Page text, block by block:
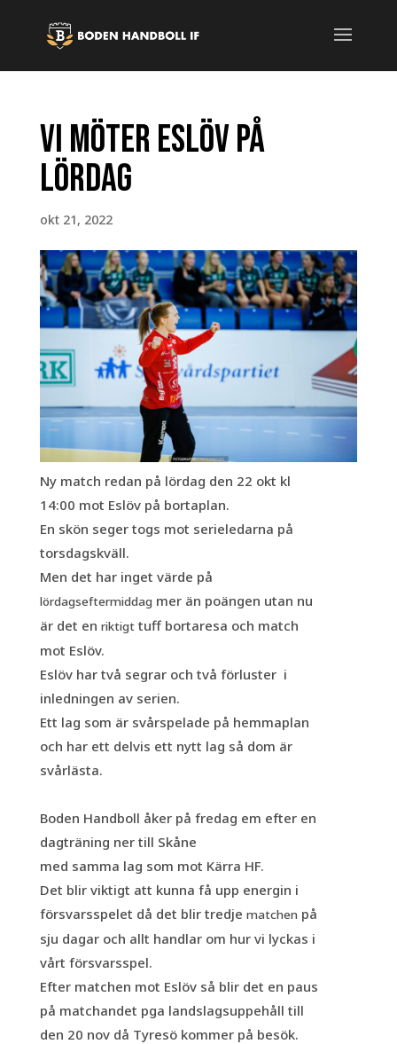
Vi möter Eslöv på
lördag
okt 21, 2022
Ny match redan på lördag den 22 okt kl
14:00 mot Eslöv på bortaplan.
En skön seger togs mot serieledarna på
torsdagskväll.
Men det har inget värde på
lördagseftermiddag mer än poängen utan nu
är det en riktigttuff bortaresa och match
mot Eslöv.
Eslöv har två segrar och två förluster i
inledningen av serien.
Ett lag som är svårspelade på hemmaplan
och har ett delvis ett nytt lag så dom är
svårlästa.
Boden Handboll åker på fredag em efter en
dagträning ner till Skåne
med samma lag som mot Kärra HF.
Det blir viktigt att kunna få upp energin i
försvarsspelet då det blir tredje matchen på
sju dagar och allt handlar om hur vi lyckas i
vårt försvarsspel.
Efter matchen mot Eslöv så blir det en paus
på matchandet pga landslagsuppehåll till
den 20 nov då Tyresö kommer på besök.